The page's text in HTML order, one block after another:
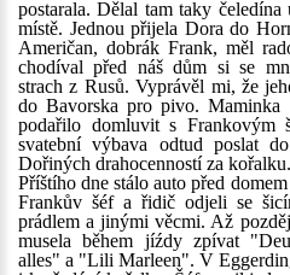
postarala. Dělal tam taky
místě. Jednou přijela Dora do
Američan, dobrák Frank, měl
chodíval před náš dům si se
strach z Rusů. Vyprávěl mi, že
do Bavorska pro pivo. Maminka
podařilo domluvit s Frankovým
svatební výbava odtud poslat
Dořiných drahocenností za
Příštího dne stálo auto před
Frankův šéf a řidič odjeli se
prádlem a jinými věcmi. Až
musela během jíźdy zpívat
alles" a "Lili Marleen". V